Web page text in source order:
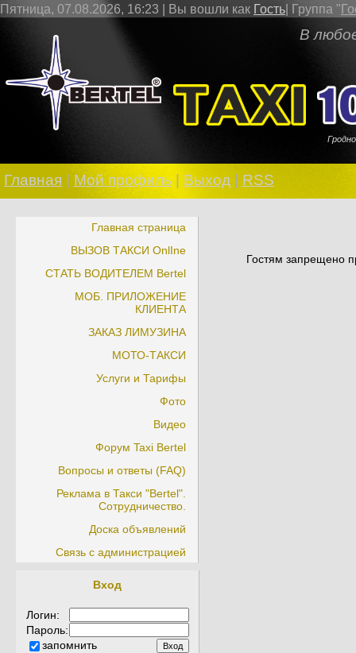
Пятница, 07.08.2026, 16:23 | Вы вошли как Гость Группа "
В любое
Главная Мой профиль Выход RSS
Главная страница
ВЫЗОВ ТАКСИ OnlIne
СТАТЬ ВОДИТЕЛЕМ Bertel
МОБ. ПРИЛОЖЕНИЕ
КЛИЕНТА
ЗАКАЗ ЛИМУЗИНА
МОТО-ТАКСИ
Услуги и Тарифы
Фото
Видео
Форум Taxi Bertel
Вопросы и ответы (FAQ)
Реклама в Такси "Bertel".
Сотрудничество.
Доска объявлений
Связь с администрацией
Вход
Логин:
Пароль:
запомнить
Гостям запрещено